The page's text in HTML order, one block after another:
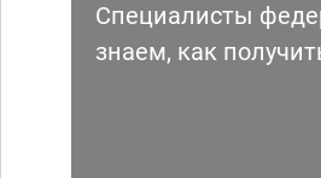
Специалисты
знаем, как